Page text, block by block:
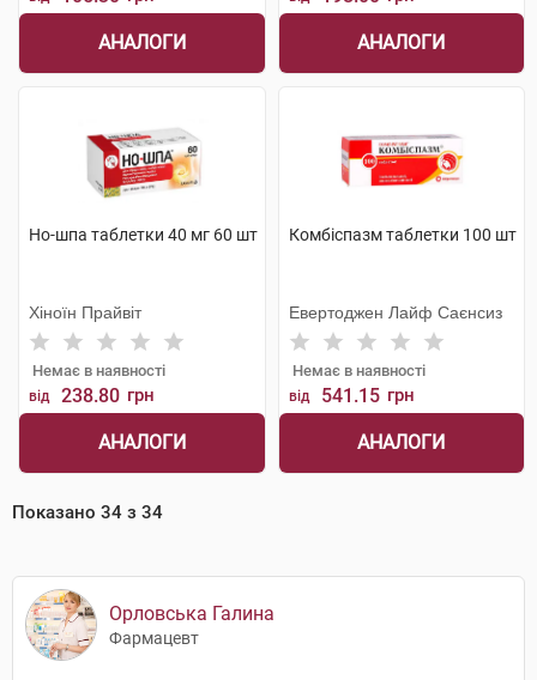
АНАЛОГИ АНАЛОГИ
Но-шпа таблетки 40 мг 60 шт
Хіноїн Прайвіт
Немає в наявності
від 238.80 грн
АНАЛОГИ
Комбіспазм таблетки 100 шт
Евертоджен Лайф Саєнсиз
Немає в наявності
від 541.15 грн
АНАЛОГИ
Показано 34 з 34
Орловська Галина
Фармацевт